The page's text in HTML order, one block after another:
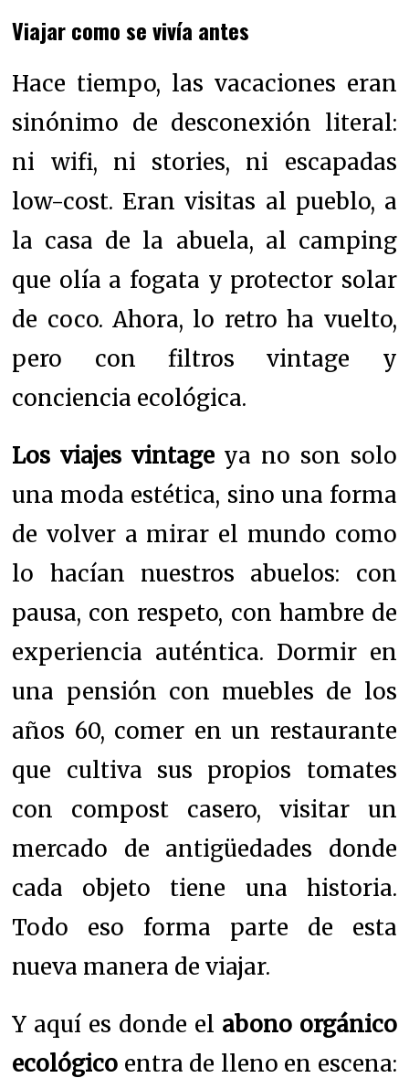
Viajar como se vivía antes
Hace tiempo, las vacaciones eran
sinónimo de desconexión literal:
ni wifi, ni stories, ni escapadas
low-cost. Eran visitas al pueblo, a
la casa de la abuela, al camping
que olía a fogata y protector solar
de coco. Ahora, lo retro ha vuelto,
pero con filtros vintage y
conciencia ecológica.
Los viajes vintageya no son solo
una moda estética, sino una forma
de volver a mirar el mundo como
lo hacían nuestros abuelos: con
pausa, con respeto, con hambre de
experiencia auténtica. Dormir en
una pensión con muebles de los
años 60, comer en un restaurante
que cultiva sus propios tomates
con compost casero, visitar un
mercado de antigüedades donde
cada objeto tiene una historia.
Todo eso forma parte de esta
nueva manera de viajar.
Y aquí es donde el abono orgánico
ecológico entra de lleno en escena: